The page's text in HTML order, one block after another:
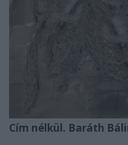
Cím nélkül. Baráth